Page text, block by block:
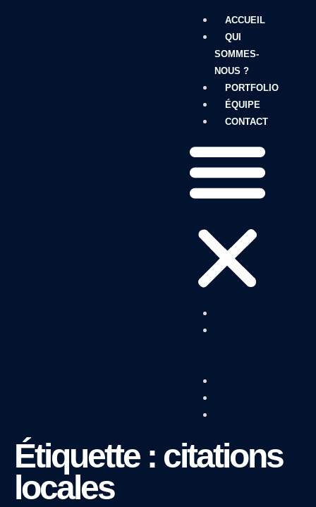
ACCUEIL
QUI
SOMMES-
NOUS ?
PORTFOLIO
ÉQUIPE
CONTACT
Étiquette : citations
locales